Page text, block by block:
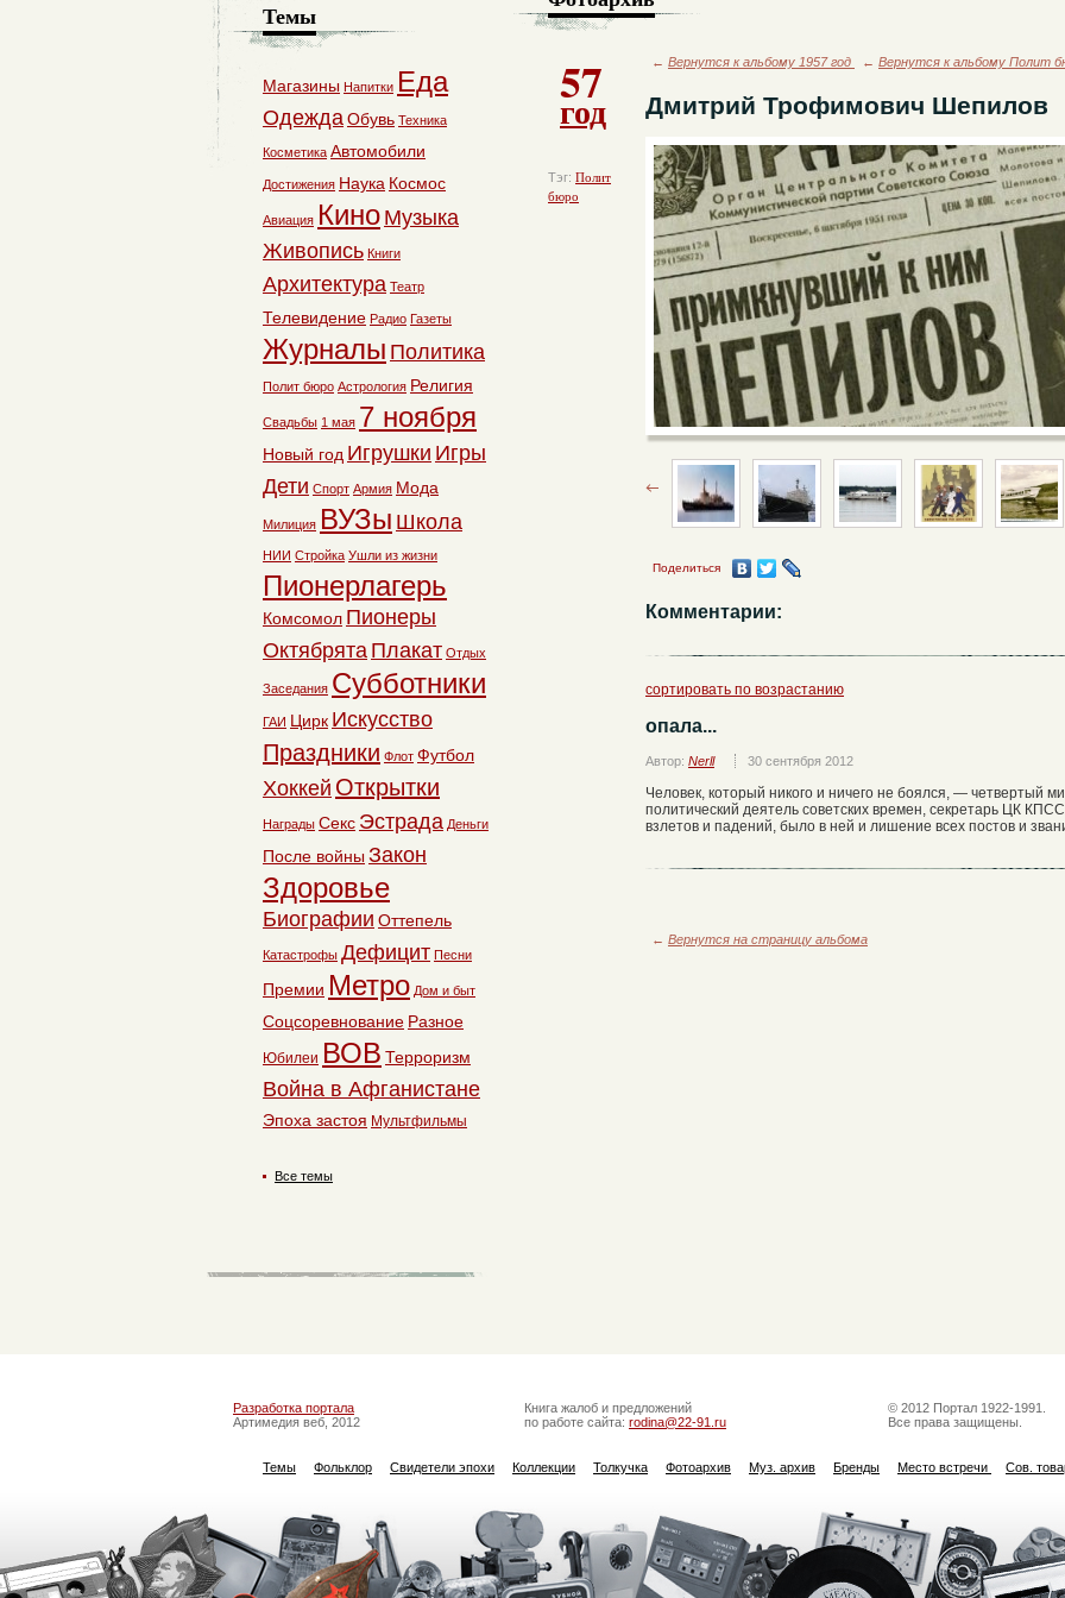
57
год
Тэг: Полит
бюро
← Вернутся к альбому 1957 год ← Вернутся к альбому Полит
Дмитрий Трофимович Шепилов
Поделиться
Комментарии:
сортировать по возрастанию
опала...
Автор: Nerll 30 сентября 2012
Человек, который никого и ничего не боялся, — четвертый
политический деятель советских времен, секретарь ЦК
взлетов и падений, было в ней и лишение всех постов и
← Вернутся на страницу альбома
Темы
Магазины Напитки Еда
ОдеждаОбувь Техника
Косметика Автомобили
Достижения Наука Космос
Авиация Кино Музыка
Живопись Книги
Архитектура Театр
Телевидение Радио Газеты
Журналы Политика
Полит бюро Астрология Религия
Свадьбы 1 мая 7 ноября
Новый год Игрушки Игры
Дети Спорт Армия Мода
Милиция ВУЗы Школа
НИИ Стройка Ушли из жизни
Пионерлагерь
Комсомол Пионеры
Октябрята Плакат Отдых
Заседания Субботники
ГАИ Цирк Искусство
Праздники Флот Футбол
Хоккей Открытки
Награды Секс Эстрада Деньги
После войны Закон
Здоровье
Биографии Оттепель
Катастрофы Дефицит Песни
Премии Метро Дом и быт
Соцсоревнование Разное
Юбилеи ВОВ Терроризм
Война в Афганистане
Эпоха застоя Мультфильмы
Все темы
Разработка портала
Артимедия веб, 2012
Книга жалоб и предложений
по работе сайта: rodina@22-91.ru
© 2012 Портал 1922-1991.
Все права защищены.
Темы Фольклор Свидетели эпохи Коллекции Толкучка Фотоархив Муз. архив Бренды Место встречи Сов.